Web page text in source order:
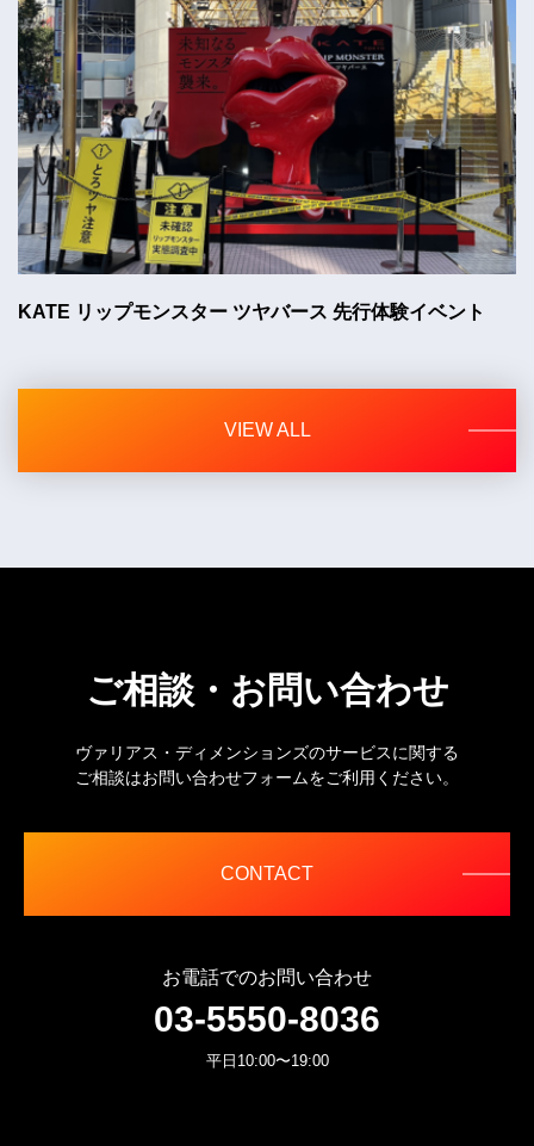
KATE リップモンスター ツヤバース 先行体験イベント
VIEW ALL
ご相談・お問い合わせ
ヴァリアス・ディメンションズのサービスに関する
ご相談はお問い合わせフォームをご利用ください。
CONTACT
お電話でのお問い合わせ
03-5550-8036
平日10:00〜19:00